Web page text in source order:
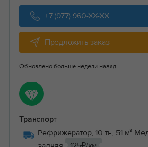
+7 (977) 960-XX-XX
Предложить заказ
Обновлено больше недели назад
Транспорт
Рефрижератор, 10 тн, 51 м³